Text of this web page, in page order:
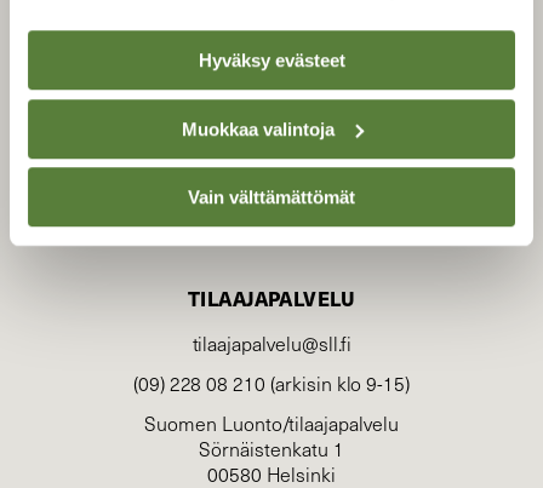
Hyväksy evästeet
Muokkaa valintoja
Vain välttämättömät
TILAAJAPALVELU
tilaajapalvelu@sll.fi
(09) 228 08 210 (arkisin klo 9-15)
Suomen Luonto/tilaajapalvelu
Sörnäistenkatu 1
00580 Helsinki